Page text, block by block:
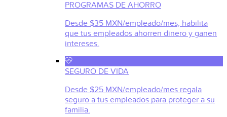
PROGRAMAS DE AHORRO
Desde $35 MXN/empleado/mes, habilita
que tus empleados ahorren dinero y ganen
intereses.
SEGURO DE VIDA
Desde $25 MXN/empleado/mes regala
seguro a tus empleados para proteger a su
familia.